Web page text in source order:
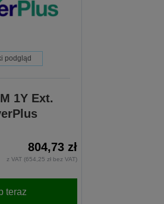
podgląd
1Y Ext.
804,73 zł
z VAT (654,25 zł bez VAT)
teraz